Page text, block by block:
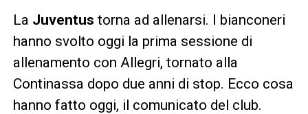
La Juventus torna ad allenarsi. I bianconeri
hanno svolto oggi la prima sessione di
allenamento con Allegri, tornato alla
Continassa dopo due anni di stop. Ecco cosa
hanno fatto oggi, il comunicato del club.